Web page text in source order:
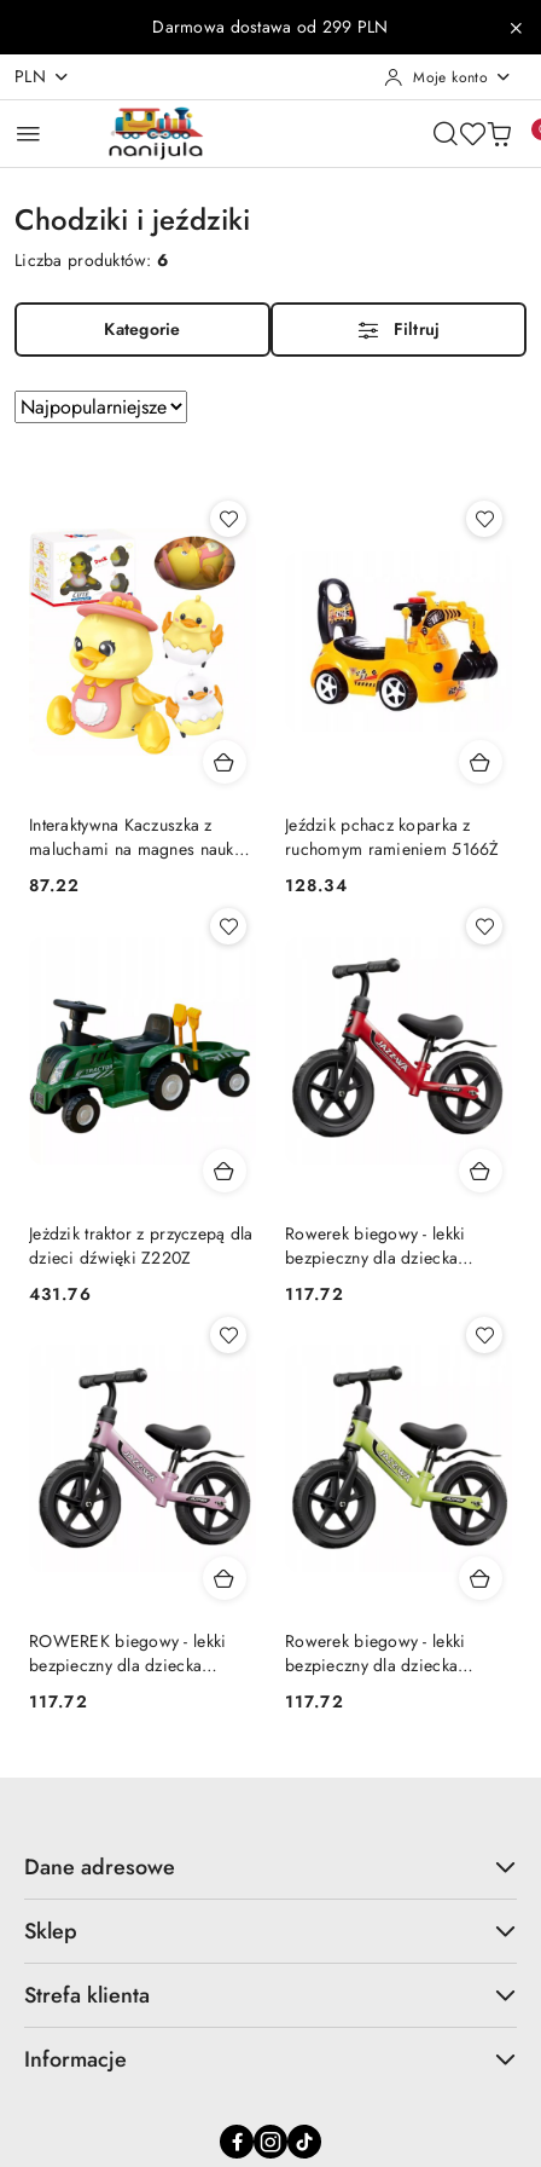
Przejdź do treści głównej
Przejdź do wyszukiwarki
Przejdź do moje konto
Przejdź do menu głównego
Przejdź do stopkiDarmowa dostawa od 299 PLN
PLN Moje konto
Chodziki i jeździki
Liczba produktów:6
Kategorie Filtruj
Zastosowano
sortowanie:
Sortuj
według
Interaktywna Kaczuszka z
maluchami na magnes nauka
raczkowania dla dzieci
Cena:
87.22
Jeździk pchacz koparka z
ruchomym ramieniem 5166Ż
Cena:
128.34
Jeżdzik traktor z przyczepą dla
dzieci dźwięki Z220Z
Cena:
431.76
Rowerek biegowy - lekki
bezpieczny dla dziecka
Cena:
117.72
ROWEREK biegowy - lekki
bezpieczny dla dziecka
różowy
Cena:
117.72
Rowerek biegowy - lekki
bezpieczny dla dziecka
zielony
Cena:
117.72
Dane adresowe
Sklep
Strefa klienta
Informacje